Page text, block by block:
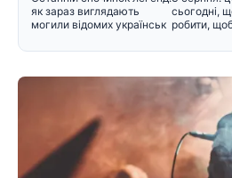
як зараз виглядають
могили відомих українськ
сьогодні,
робити,